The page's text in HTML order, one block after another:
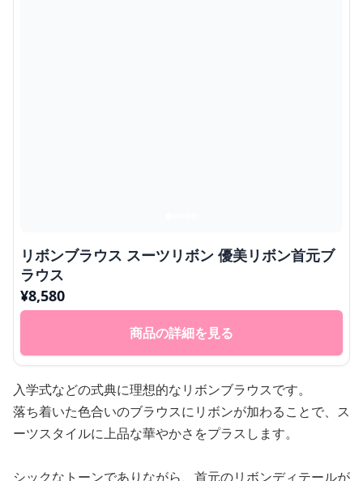
リボンブラウス スーツリボン 優美リボン首元ブ
ラウス
¥8,580
商品の詳細を見る
入学式などの式典に理想的なリボンブラウスです。
落ち着いた色合いのブラウスにリボンが加わることで、ス
ーツスタイルに上品な華やかさをプラスします。
シックなトーンでありながら、首元のリボンディテールが